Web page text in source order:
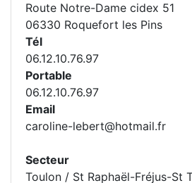
Route Notre-Dame cidex 51
06330 Roquefort les Pins
Tél
06.12.10.76.97
Portable
06.12.10.76.97
Email
caroline-lebert@hotmail.fr
Secteur
Toulon / St Raphaël-Fréjus-St